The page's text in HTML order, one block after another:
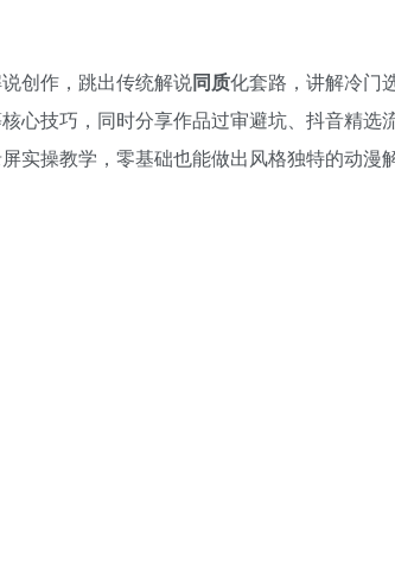
创作，跳出传统解说同质化套路，讲解冷门
心技巧，同时分享作品过审避坑、抖音精选
实操教学，零基础也能做出风格独特的动漫